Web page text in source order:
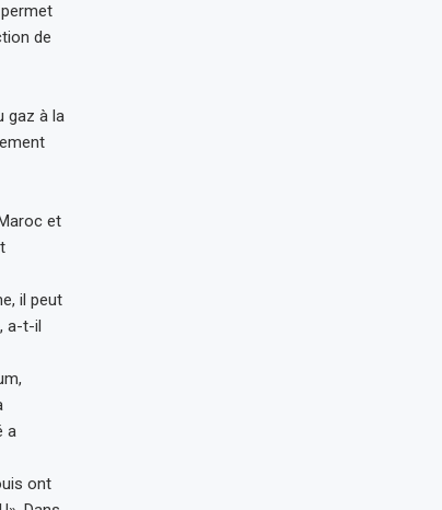
de
gaz à la
et
il peut
a-t-il
a
ont